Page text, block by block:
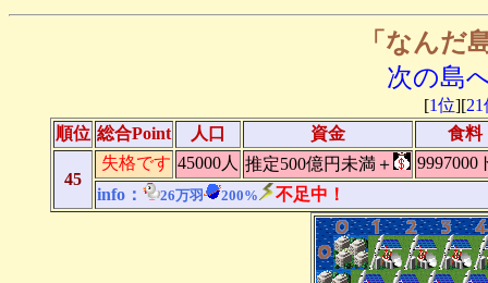
「なんだ
次の島
[1位][
順位 総合Point 人口 資金 食料
45
失格です 45000人 推定500億円未満＋
9997000
info：
26万羽 200% 不足中！